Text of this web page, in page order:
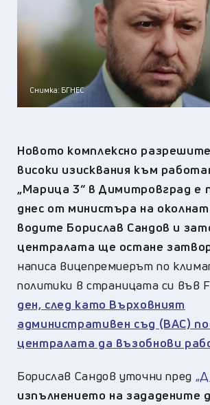
Снимка: БГНЕС
Новото комплексно
високи изисквания към
„Марица 3“ в Димитровград е
днес от министъра на
водите Борислав Сандов и
централата ще остане
написа вицепремиерът по
политики в страницата си във
ден, след като Върховният
административен съд (ВАС)
централата да възобнови
Борислав Сандов уточни пред
изпълнението на зададените